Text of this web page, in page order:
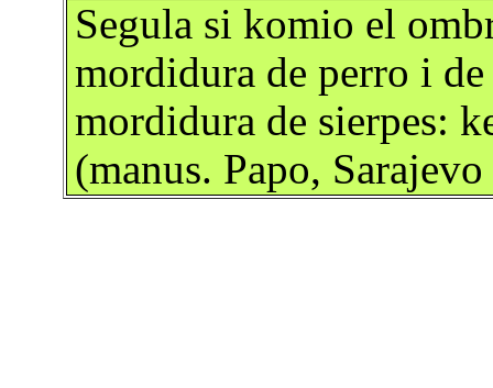
Segula si komio el
mordidura de perro i
mordidura de sierpes:
(manus. Papo,